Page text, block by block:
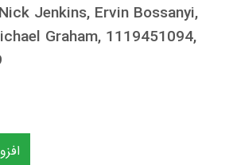
Jenkins, Ervin Bossanyi,
Graham, 1119451094,